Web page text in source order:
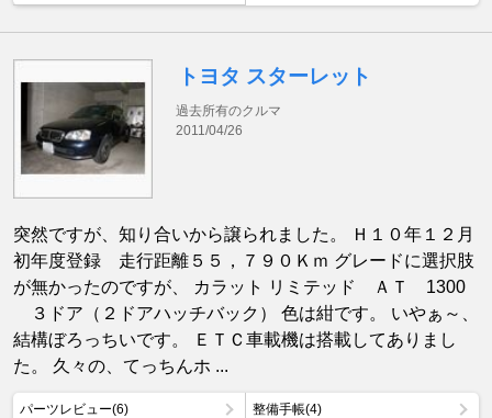
トヨタ スターレット
過去所有のクルマ
2011/04/26
突然ですが、知り合いから譲られました。 Ｈ１０年１２月
初年度登録 走行距離５５，７９０Ｋｍ グレードに選択肢
が無かったのですが、 カラット リミテッド ＡＴ 1300
３ドア（２ドアハッチバック） 色は紺です。 いやぁ～、
結構ぼろっちいです。 ＥＴＣ車載機は搭載してありまし
た。 久々の、てっちんホ ...
パーツレビュー(6) 整備手帳(4)